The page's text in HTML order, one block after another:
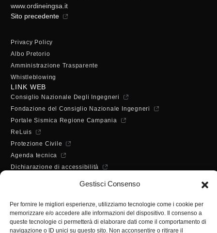
Gestisci Consenso
Per fornire le migliori esperienze, utilizziamo tecnologie come i cookie per
memorizzare e/o accedere alle informazioni del dispositivo. Il consenso a
queste tecnologie ci permetterà di elaborare dati come il comportamento di
navigazione o ID unici su questo sito. Non acconsentire o ritirare il
www.ordineingsa.it
Sito precedente
Privacy Policy
Albo Pretorio
Amministrazione Trasparente
Whistleblowing
LINK WEB
Consiglio Nazionale Degli Ingegneri
Fondazione del Consiglio Nazionale Ingegneri
Portale Sismica Regione Campania
ReLuis
Protezione Civile
Agenda tecnica
Dichiarazione di accessibilità
Lunedì - Mercoledì - Venerdì:
Martedì - Giovedì:
10:00 - 12:00 / 14:30 - 16:30
SEGRETERIA